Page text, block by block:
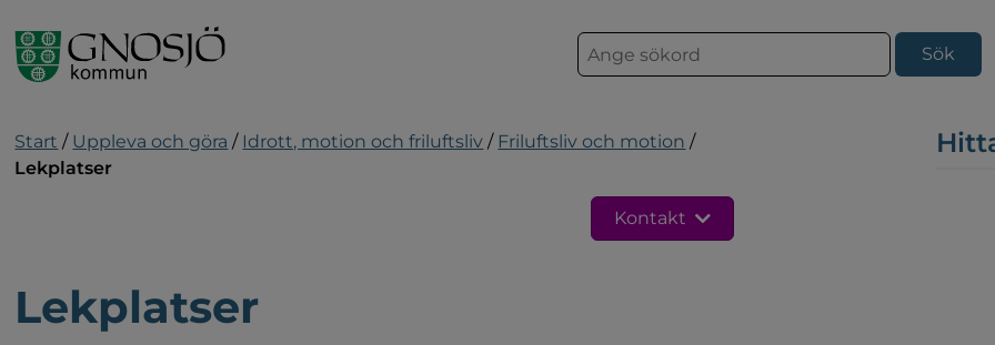
S
ö
Start / Uppleva och göra / Idrott, motion och friluftsliv / Friluftsliv och motion /
Lekplatser
Kontakt
Lekplatser